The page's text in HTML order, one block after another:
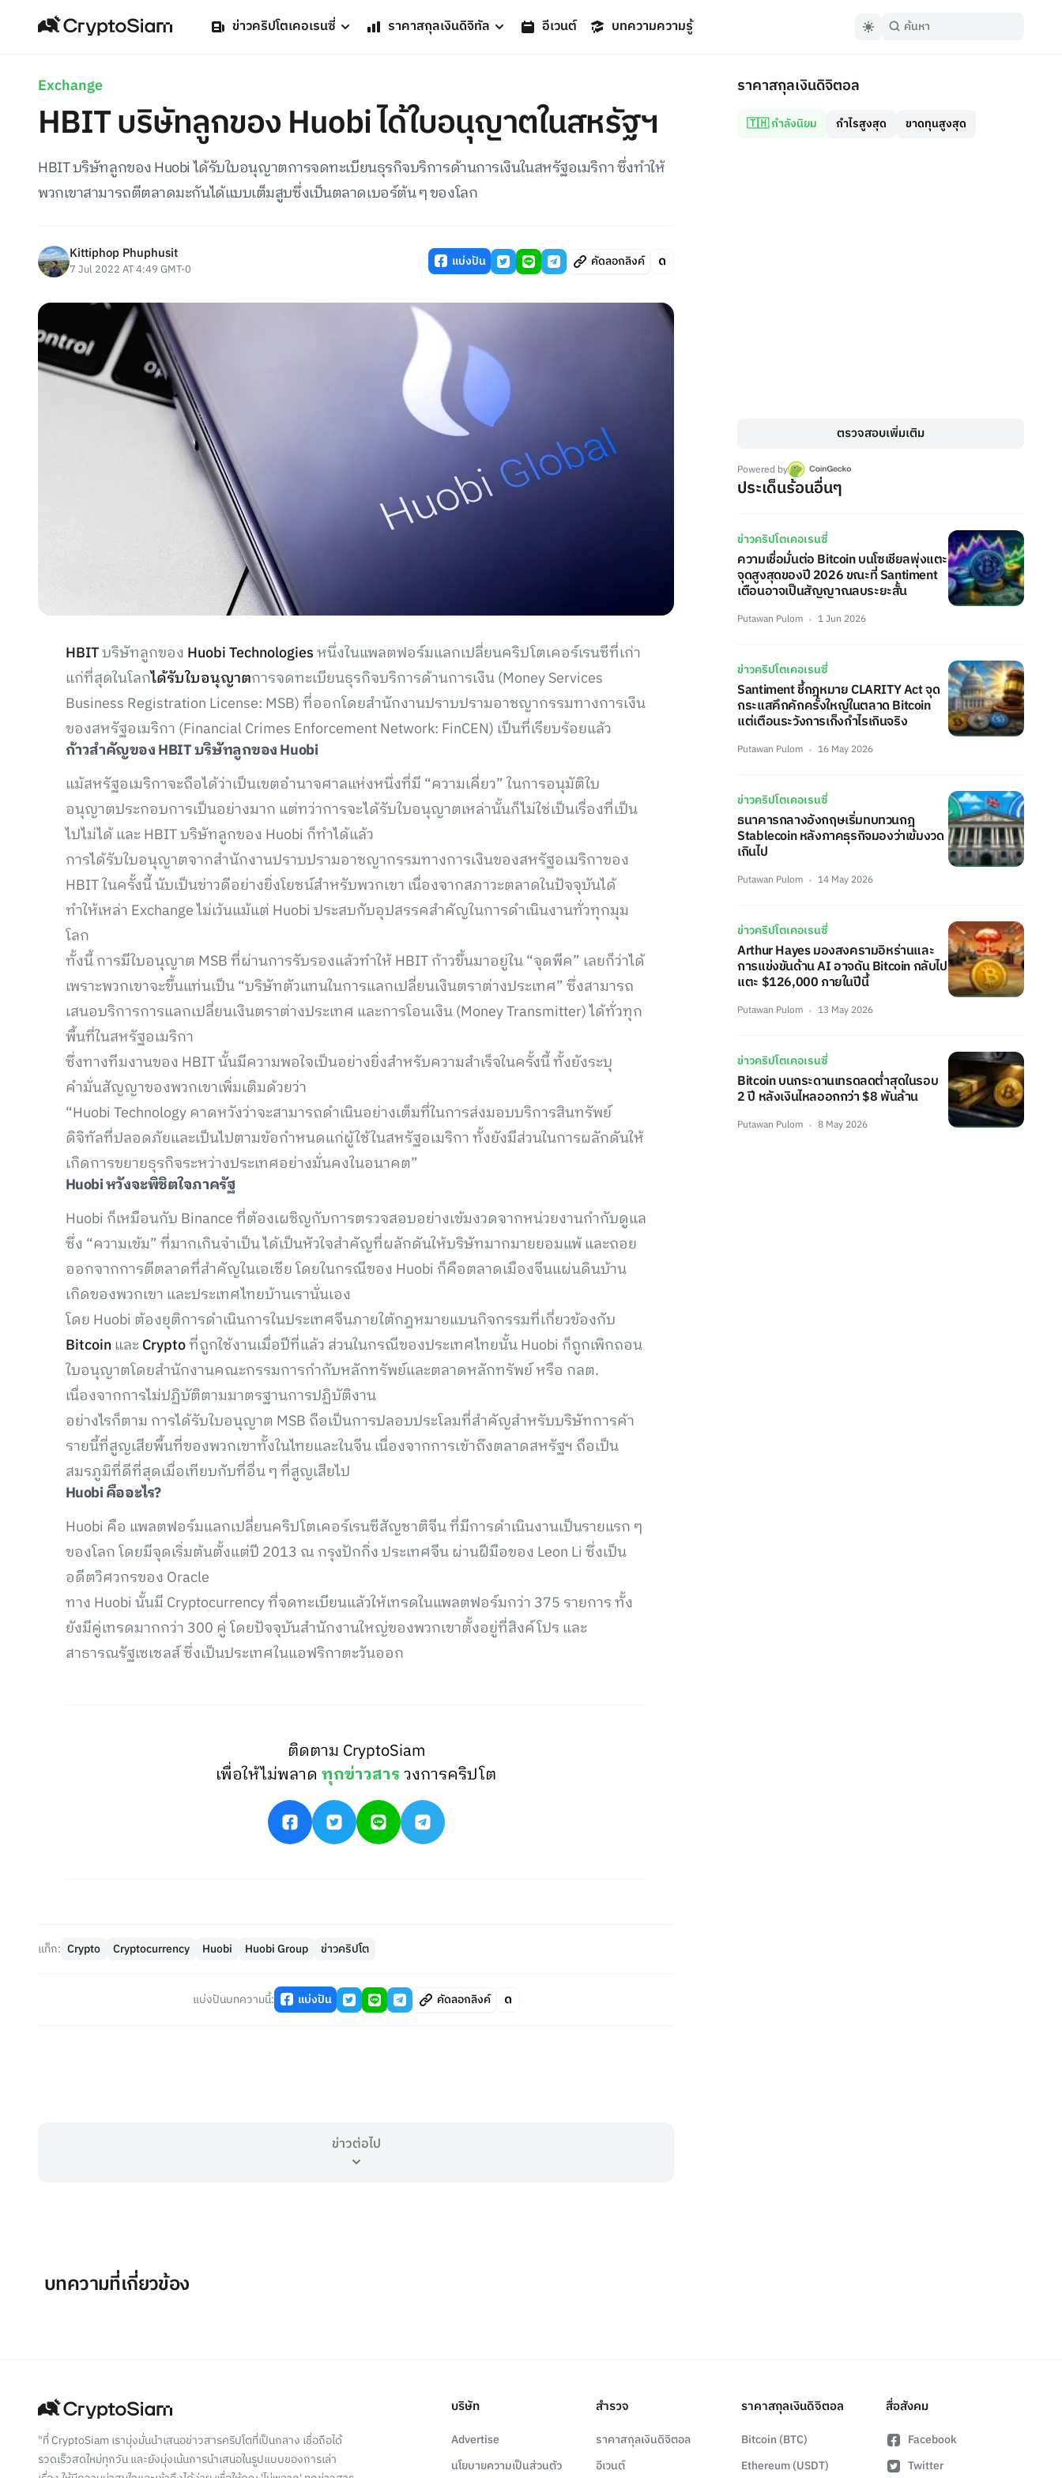
ข่าวคริปโตเคอเรนซี่ ราคาสกุลเงินดิจิทัล อีเวนต์ บทความความรู้
Exchange
HBIT บริษัทลูกของ Huobi ได้ใบอนุญาตในสหรัฐฯ
HBIT บริษัทลูกของ Huobi ได้รับใบอนุญาตการจดทะเบียนธุรกิจบริการด้านการเงินในสหรัฐอเมริกา ซึ่งทำให้
พวกเขาสามารถตีตลาดมะกันได้แบบเต็มสูบซึ่งเป็นตลาดเบอร์ต้น ๆ ของโลก
Kittiphop Phuphusit
7 Jul 2022 AT 4:49 GMT-0 แบ่งปัน คัดลอกลิงค์
HBITบริษัทลูกของ Huobi Technologiesหนึ่งในแพลตฟอร์มแลกเปลี่ยนคริปโตเคอร์เรนซีที่เก่า
แก่ที่สุดในโลกได้รับใบอนุญาตการจดทะเบียนธุรกิจบริการด้านการเงิน (Money Services
Business Registration License: MSB) ที่ออกโดยสำนักงานปราบปรามอาชญากรรมทางการเงิน
ของสหรัฐอเมริกา (Financial Crimes Enforcement Network: FinCEN) เป็นที่เรียบร้อยแล้ว
ก้าวสำคัญของHBITบริษัทลูกของHuobi
แม้สหรัฐอเมริกาจะถือได้ว่าเป็นเขตอำนาจศาลแห่งหนึ่งที่มี “ความเคี่ยว” ในการอนุมัติใบ
อนุญาตประกอบการเป็นอย่างมาก แต่ทว่าการจะได้รับใบอนุญาตเหล่านั้นก็ไม่ใช่เป็นเรื่องที่เป็น
ไปไม่ได้ และ HBIT บริษัทลูกของ Huobi ก็ทำได้แล้ว
การได้รับใบอนุญาตจากสำนักงานปราบปรามอาชญากรรมทางการเงินของสหรัฐอเมริกาของ
HBIT ในครั้งนี้ นับเป็นข่าวดีอย่างยิ่งโยชน์สำหรับพวกเขา เนื่องจากสภาวะตลาดในปัจจุบันได้
ทำให้เหล่า Exchange ไม่เว้นแม้แต่ Huobi ประสบกับอุปสรรคสำคัญในการดำเนินงานทั่วทุกมุม
โลก
ทั้งนี้ การมีใบอนุญาต MSB ที่ผ่านการรับรองแล้วทำให้ HBIT ก้าวขึ้นมาอยู่ใน “จุดพีค” เลยก็ว่าได้
เพราะพวกเขาจะขึ้นแท่นเป็น “บริษัทตัวแทนในการแลกเปลี่ยนเงินตราต่างประเทศ” ซึ่งสามารถ
เสนอบริการการแลกเปลี่ยนเงินตราต่างประเทศ และการโอนเงิน (Money Transmitter) ได้ทั่วทุก
พื้นที่ในสหรัฐอเมริกา
ซึ่งทางทีมงานของ HBIT นั้นมีความพอใจเป็นอย่างยิ่งสำหรับความสำเร็จในครั้งนี้ ทั้งยังระบุ
คำมั่นสัญญาของพวกเขาเพิ่มเติมด้วยว่า
“Huobi Technology คาดหวังว่าจะสามารถดำเนินอย่างเต็มที่ในการส่งมอบบริการสินทรัพย์
ดิจิทัลที่ปลอดภัยและเป็นไปตามข้อกำหนดแก่ผู้ใช้ในสหรัฐอเมริกา ทั้งยังมีส่วนในการผลักดันให้
เกิดการขยายธุรกิจระหว่างประเทศอย่างมั่นคงในอนาคต”
Huobiหวังจะพิชิตใจภาครัฐ
Huobi ก็เหมือนกับ Binance ที่ต้องเผชิญกับการตรวจสอบอย่างเข้มงวดจากหน่วยงานกำกับดูแล
ซึ่ง “ความเข้ม” ที่มากเกินจำเป็น ได้เป็นหัวใจสำคัญที่ผลักดันให้บริษัทมากมายยอมแพ้ และถอย
ออกจากการตีตลาดที่สำคัญในเอเชีย โดยในกรณีของ Huobi ก็คือตลาดเมืองจีนแผ่นดินบ้าน
เกิดของพวกเขา และประเทศไทยบ้านเรานั่นเอง
โดย Huobi ต้องยุติการดำเนินการในประเทศจีนภายใต้กฎหมายแบนกิจกรรมที่เกี่ยวข้องกับ
Bitcoinและ Cryptoที่ถูกใช้งานเมื่อปีที่แล้ว ส่วนในกรณีของประเทศไทยนั้น Huobi ก็ถูกเพิกถอน
ใบอนุญาตโดยสำนักงานคณะกรรมการกำกับหลักทรัพย์และตลาดหลักทรัพย์ หรือ กลต.
เนื่องจากการไม่ปฏิบัติตามมาตรฐานการปฏิบัติงาน
อย่างไรก็ตาม การได้รับใบอนุญาต MSB ถือเป็นการปลอบประโลมที่สำคัญสำหรับบริษัทการค้า
รายนี้ที่สูญเสียพื้นที่ของพวกเขาทั้งในไทยและในจีน เนื่องจากการเข้าถึงตลาดสหรัฐฯ ถือเป็น
สมรภูมิที่ดีที่สุดเมื่อเทียบกับที่อื่น ๆ ที่สูญเสียไป
Huobiคืออะไร?
Huobi คือ แพลตฟอร์มแลกเปลี่ยนคริปโตเคอร์เรนซีสัญชาติจีน ที่มีการดำเนินงานเป็นรายแรก ๆ
ของโลก โดยมีจุดเริ่มต้นตั้งแต่ปี 2013 ณ กรุงปักกิ่ง ประเทศจีน ผ่านฝีมือของ Leon Li ซึ่งเป็น
อดีตวิศวกรของ Oracle
ทาง Huobi นั้นมี Cryptocurrency ที่จดทะเบียนแล้วให้เทรดในแพลตฟอร์มกว่า 375 รายการ ทั้ง
ยังมีคู่เทรดมากกว่า 300 คู่ โดยปัจจุบันสำนักงานใหญ่ของพวกเขาตั้งอยู่ที่สิงค์โปร และ
สาธารณรัฐเซเชลส์ ซึ่งเป็นประเทศในแอฟริกาตะวันออก
ติดตาม CryptoSiam
เพื่อให้ไม่พลาดทุกข่าวสารวงการคริปโต
แท็ก: Crypto Cryptocurrency Huobi Huobi Group ข่าวคริปโต
แบ่งปันบทความนี้: แบ่งปัน คัดลอกลิงค์
ข่าวต่อไป
ราคาสกุลเงินดิจิตอล
🇹🇭 กำลังนิยม กำไรสูงสุด ขาดทุนสูงสุด
ตรวจสอบเพิ่มเติม
Powered by
ประเด็นร้อนอื่นๆ
ข่าวคริปโตเคอเรนซี่
ความเชื่อมั่นต่อ Bitcoin บนโซเชียลพุ่งแตะ
จุดสูงสุดของปี 2026 ขณะที่ Santiment
เตือนอาจเป็นสัญญาณลบระยะสั้น
Putawan Pulom 1 Jun 2026
ข่าวคริปโตเคอเรนซี่
Santiment ชี้กฎหมาย CLARITY Act จุด
กระแสคึกคักครั้งใหญ่ในตลาด Bitcoin
แต่เตือนระวังการเก็งกำไรเกินจริง
Putawan Pulom 16 May 2026
ข่าวคริปโตเคอเรนซี่
ธนาคารกลางอังกฤษเริ่มทบทวนกฎ
Stablecoin หลังภาคธุรกิจมองว่าเข้มงวด
เกินไป
Putawan Pulom 14 May 2026
ข่าวคริปโตเคอเรนซี่
Arthur Hayes มองสงครามอิหร่านและ
การแข่งขันด้าน AI อาจดัน Bitcoin กลับไป
แตะ $126,000 ภายในปีนี้
Putawan Pulom 13 May 2026
ข่าวคริปโตเคอเรนซี่
Bitcoin บนกระดานเทรดลดต่ำสุดในรอบ
2 ปี หลังเงินไหลออกกว่า $8 พันล้าน
Putawan Pulom 8 May 2026
บทความที่เกี่ยวข้อง
"ที่ CryptoSiam เรามุ่งมั่นนำเสนอข่าวสารคริปโตที่เป็นกลาง เชื่อถือได้
รวดเร็วสดใหม่ทุกวัน และยังมุ่งเน้นการนำเสนอในรูปแบบของการเล่า
บริษัท
Advertise
นโยบายความเป็นส่วนตัว
สำรวจ
ราคาสกุลเงินดิจิตอล
อีเวนต์
ราคาสกุลเงินดิจิตอล
Bitcoin (BTC)
Ethereum (USDT)
สื่อสังคม
Facebook
Twitter